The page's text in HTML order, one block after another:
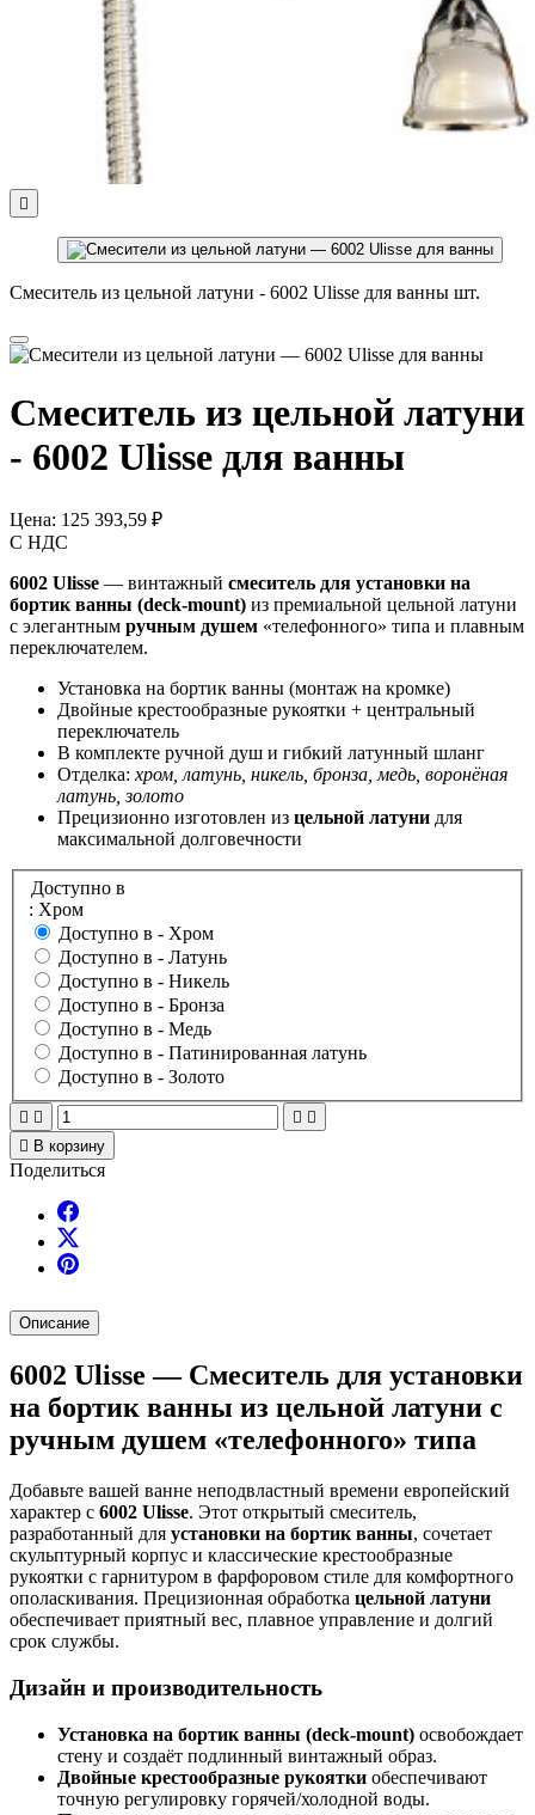

Смеситель из цельной латуни - 6002 Ulisse для ванны шт.
Смеситель из цельной латуни
- 6002 Ulisse для ванны
Цена: 125 393,59 ₽
С НДС
6002 Ulisse — винтажный смеситель для установки на
бортик ванны (deck-mount) из премиальной цельной латуни
с элегантным ручным душем «телефонного» типа и плавным
переключателем.
Установка на бортик ванны (монтаж на кромке)
Двойные крестообразные рукоятки + центральный
переключатель
В комплекте ручной душ и гибкий латунный шланг
Отделка: хром, латунь, никель, бронза, медь, воронёная
латунь, золото
Прецизионно изготовлен из цельной латуни для
максимальной долговечности
Доступно в
: Хром
Доступно в - Хром
Доступно в - Латунь
Доступно в - Никель
Доступно в - Бронза
Доступно в - Медь
Доступно в - Патинированная латунь
Доступно в - Золото
   
 В корзину
Поделиться
Описание
6002 Ulisse — Смеситель для установки
на бортик ванны из цельной латуни с
ручным душем «телефонного» типа
Добавьте вашей ванне неподвластный времени европейский
характер с 6002 Ulisse. Этот открытый смеситель,
разработанный для установки на бортик ванны, сочетает
скульптурный корпус и классические крестообразные
рукоятки с гарнитуром в фарфоровом стиле для комфортного
ополаскивания. Прецизионная обработка цельной латуни
обеспечивает приятный вес, плавное управление и долгий
срок службы.
Дизайн и производительность
Установка на бортик ванны (deck-mount) освобождает
стену и создаёт подлинный винтажный образ.
Двойные крестообразные рукоятки обеспечивают
точную регулировку горячей/холодной воды.